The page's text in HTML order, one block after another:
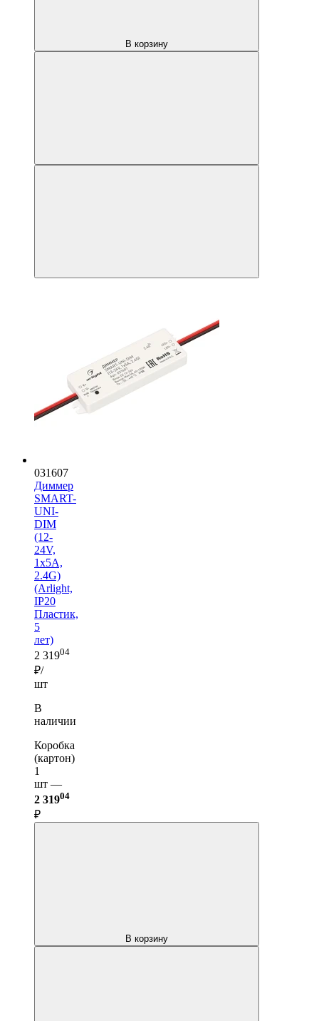
В корзину
031607
Диммер
SMART-
UNI-
DIM
(12-
24V,
1x5A,
2.4G)
(Arlight,
IP20
Пластик,
5
лет)
2 31904
₽/
шт
В
наличии
Коробка
(картон)
1
шт —
2 31904
₽
В корзину